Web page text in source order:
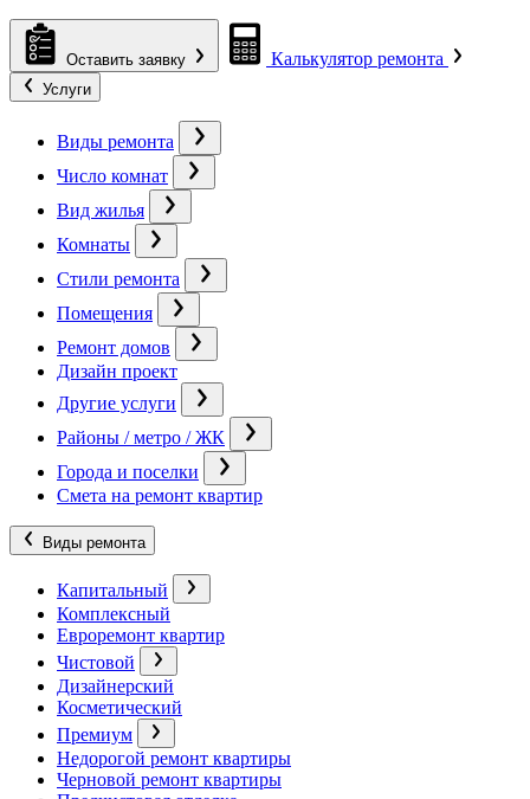
Оставить заявку Калькулятор ремонта
Услуги
Виды ремонта
Число комнат
Вид жилья
Комнаты
Стили ремонта
Помещения
Ремонт домов
Дизайн проект
Другие услуги
Районы / метро / ЖК
Города и поселки
Смета на ремонт квартир
Виды ремонта
Капитальный
Комплексный
Евроремонт квартир
Чистовой
Дизайнерский
Косметический
Премиум
Недорогой ремонт квартиры
Черновой ремонт квартиры